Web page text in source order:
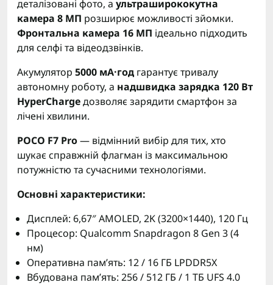
деталізовані фото, а ультраширококутна
камера 8 МП розширює можливості зйомки.
Фронтальна камера 16 МП ідеально підходить
для селфі та відеодзвінків.
Акумулятор 5000 мА·год гарантує тривалу
автономну роботу, а надшвидка зарядка 120 Вт
HyperChargeдозволяє зарядити смартфон за
лічені хвилини.
POCO F7 Pro— відмінний вибір для тих, хто
шукає справжній флагман із максимальною
потужністю та сучасними технологіями.
Основні характеристики:
Дисплей: 6,67″ AMOLED, 2K (3200×1440), 120 Гц
Процесор: Qualcomm Snapdragon 8 Gen 3 (4
нм)
Оперативна пам’ять: 12 / 16 ГБ LPDDR5X
Вбудована пам’ять: 256 / 512 ГБ / 1 ТБ UFS 4.0